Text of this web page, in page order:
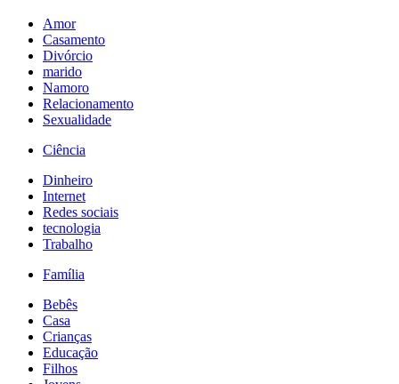
Amor
Casamento
Divórcio
marido
Namoro
Relacionamento
Sexualidade
Ciência
Dinheiro
Internet
Redes sociais
tecnologia
Trabalho
Família
Bebês
Casa
Crianças
Educação
Filhos